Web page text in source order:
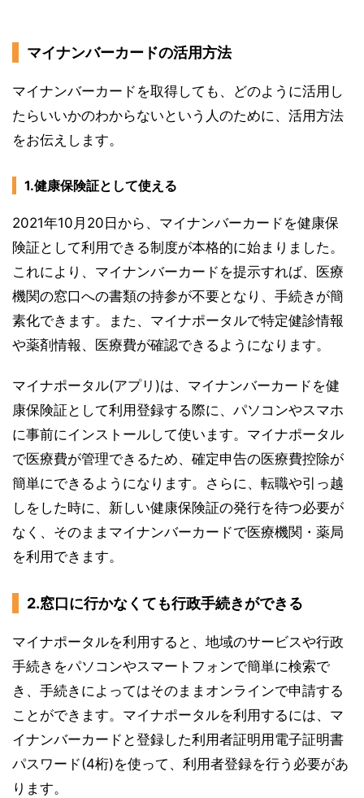
マイナンバーカードの活用方法
マイナンバーカードを取得しても、どのように活用し
たらいいかのわからないという人のために、活用方法
をお伝えします。
1.健康保険証として使える
2021年10月20日から、マイナンバーカードを健康保
険証として利用できる制度が本格的に始まりました。
これにより、マイナンバーカードを提示すれば、医療
機関の窓口への書類の持参が不要となり、手続きが簡
素化できます。また、マイナポータルで特定健診情報
や薬剤情報、医療費が確認できるようになります。
マイナポータル(アプリ)は、マイナンバーカードを健
康保険証として利用登録する際に、パソコンやスマホ
に事前にインストールして使います。マイナポータル
で医療費が管理できるため、確定申告の医療費控除が
簡単にできるようになります。さらに、転職や引っ越
しをした時に、新しい健康保険証の発行を待つ必要が
なく、そのままマイナンバーカードで医療機関・薬局
を利用できます。
2.窓口に行かなくても行政手続きができる
マイナポータルを利用すると、地域のサービスや行政
手続きをパソコンやスマートフォンで簡単に検索で
き、手続きによってはそのままオンラインで申請する
ことができます。マイナポータルを利用するには、マ
イナンバーカードと登録した利用者証明用電子証明書
パスワード(4桁)を使って、利用者登録を行う必要があ
ります。